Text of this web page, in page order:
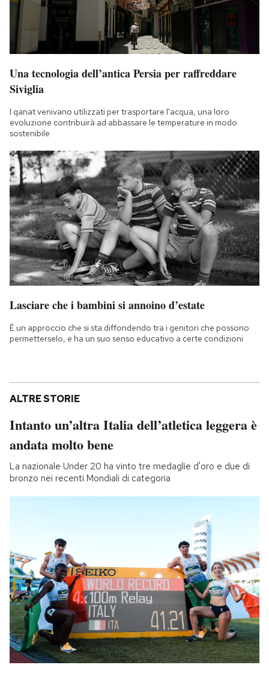
Una tecnologia dell’antica Persia per raffreddare
Siviglia
I qanat venivano utilizzati per trasportare l'acqua, una loro
evoluzione contribuirà ad abbassare le temperature in modo
sostenibile
Lasciare che i bambini si annoino d’estate
È un approccio che si sta diffondendo tra i genitori che possono
permetterselo, e ha un suo senso educativo a certe condizioni
ALTRE STORIE
Intanto un’altra Italia dell’atletica leggera è
andata molto bene
La nazionale Under 20 ha vinto tre medaglie d'oro e due di
bronzo nei recenti Mondiali di categoria